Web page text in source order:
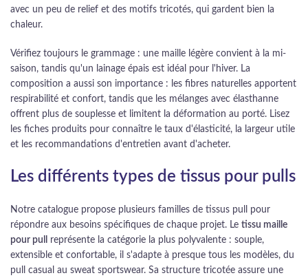
avec un peu de relief et des motifs tricotés, qui gardent bien la
chaleur.
Vérifiez toujours le grammage : une maille légère convient à la mi-
saison, tandis qu'un lainage épais est idéal pour l'hiver. La
composition a aussi son importance : les fibres naturelles apportent
respirabilité et confort, tandis que les mélanges avec élasthanne
offrent plus de souplesse et limitent la déformation au porté. Lisez
les fiches produits pour connaître le taux d'élasticité, la largeur utile
et les recommandations d'entretien avant d'acheter.
Les différents types de tissus pour pulls
Notre catalogue propose plusieurs familles de tissus pull pour
répondre aux besoins spécifiques de chaque projet. Le tissu maille
pour pull
représente la catégorie la plus polyvalente : souple,
extensible et confortable, il s'adapte à presque tous les modèles, du
pull casual au sweat sportswear. Sa structure tricotée assure une